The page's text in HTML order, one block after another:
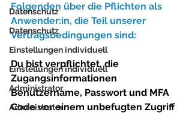
Datenschutz
Datenschutz
Einstellungen individuell
Einstellungen individuell
Administrator
Administrator
Folgenden über die Pflichten als
Anwender:in, die Teil unserer
Vertragsbedingungen sind:
Du bist verpflichtet, die
Zugangsinformationen
Benutzername, Passwort und MFA
Code vor einem unbefugten Zugriff